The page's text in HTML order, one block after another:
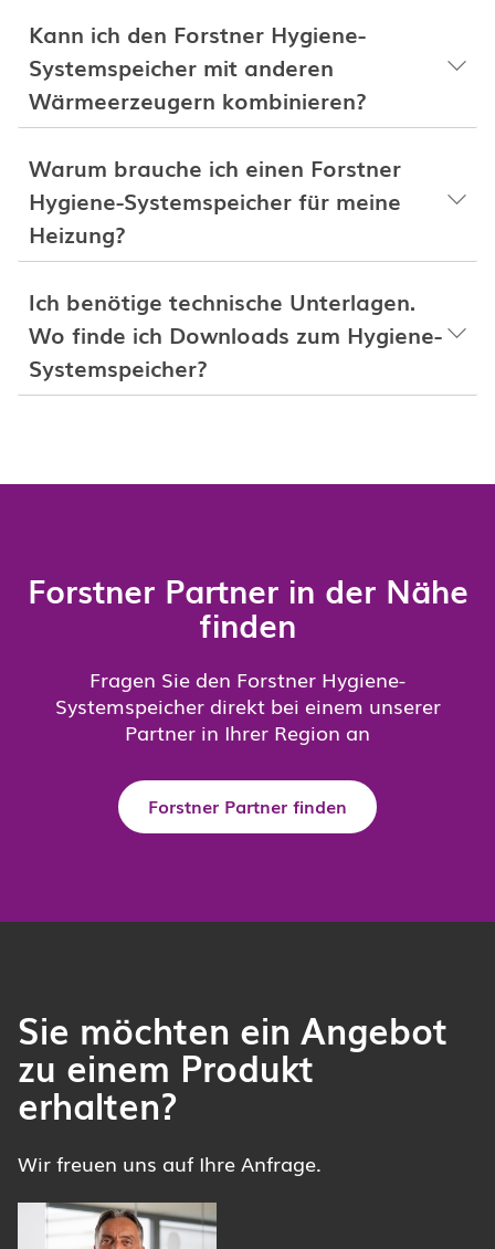
Kann ich den Forstner Hygiene-
Systemspeicher mit anderen
Wärmeerzeugern kombinieren?
Warum brauche ich einen Forstner
Hygiene-Systemspeicher für meine
Heizung?
Ich benötige technische Unterlagen.
Wo finde ich Downloads zum Hygiene-
Systemspeicher?
Forstner Partner in der Nähe
finden
Fragen Sie den Forstner Hygiene-
Systemspeicher direkt bei einem unserer
Partner in Ihrer Region an
Forstner Partner finden
Sie möchten ein Angebot
zu einem Produkt
erhalten?
Wir freuen uns auf Ihre Anfrage.